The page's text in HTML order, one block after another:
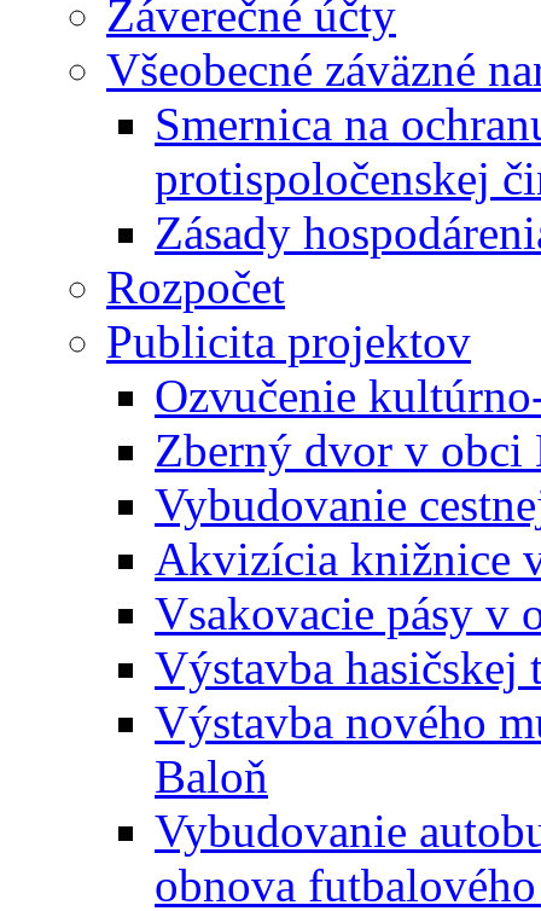
Záverečné účty
Všeobecné záväzné
Smernica na
protispoločenskej
Zásady
Rozpočet
Publicita projektov
Ozvučenie
Zberný dvor v obci
Vybudovanie
Akvizícia knižnice
Vsakovacie pásy v
Výstavba
Výstavba nového
Baloň
Vybudovanie
obnova